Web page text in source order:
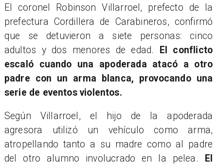
El coronel Robinson Villarroel, prefecto de la
prefectura Cordillera de Carabineros, confirmó
que se detuvieron a siete personas: cinco
adultos y dos menores de edad.
El conflicto
escaló cuando una apoderada atacó a otro
padre con un arma blanca, provocando una
serie de eventos violentos.
Según Villarroel, el hijo de la apoderada
agresora utilizó un vehículo como arma,
atropellando tanto a su madre como al padre
del otro alumno involucrado en la pelea.
El